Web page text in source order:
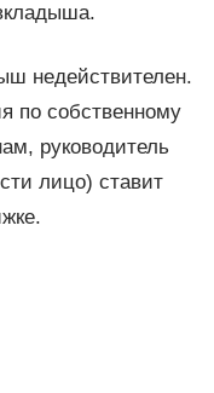
недействителен.
по собственному
руководитель
лицо) ставит